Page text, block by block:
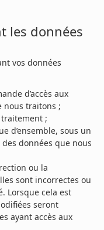
les données
vos données
d’accès aux
nous traitons ;
;
d’ensemble, sous un
données que nous
ou la
sont incorrectes ou
Lorsque cela est
seront
ayant accès aux